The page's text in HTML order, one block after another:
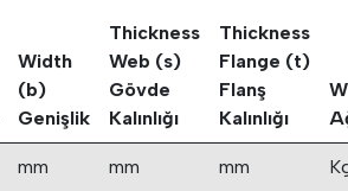
Width
(b)
Genişlik
Thickness
Web (s)
Gövde
Kalınlığı
Thickness
Flange (t)
Flanş
Kalınlığı
mm mm mm